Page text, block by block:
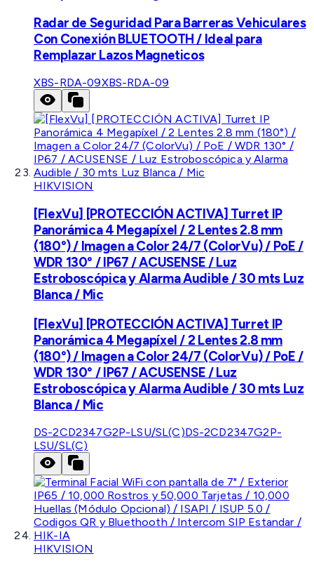
Radar de Seguridad Para Barreras Vehiculares
Con Conexión BLUETOOTH / Ideal para
Remplazar Lazos Magneticos
XBS-RDA-09XBS-RDA-09
HIKVISION
[FlexVu] [PROTECCIÓN ACTIVA] Turret IP
Panorámica 4 Megapíxel / 2 Lentes 2.8 mm
(180°) / Imagen a Color 24/7 (ColorVu) / PoE /
WDR 130° / IP67 / ACUSENSE / Luz
Estroboscópica y Alarma Audible / 30 mts Luz
Blanca / Mic
[FlexVu] [PROTECCIÓN ACTIVA] Turret IP
Panorámica 4 Megapíxel / 2 Lentes 2.8 mm
(180°) / Imagen a Color 24/7 (ColorVu) / PoE /
WDR 130° / IP67 / ACUSENSE / Luz
Estroboscópica y Alarma Audible / 30 mts Luz
Blanca / Mic
DS-2CD2347G2P-LSU/SL(C)DS-2CD2347G2P-
LSU/SL(C)
HIKVISION